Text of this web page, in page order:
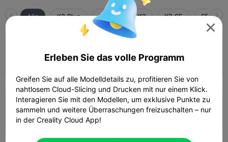
Alle K2 Plus K2 Pro K2 K2 SE SPARKX
 13m 05s  1 plates  2.23g
0.2mm layer, 2 walls, 15% infill
 06m 49s

Erleben Sie das volle Programm
Greifen Sie auf alle Modelldetails zu, profitieren Sie von
nahtlosem Cloud-Slicing und Drucken mit nur einem Klick.
Interagieren Sie mit den Modellen, um exklusive Punkte zu
sammeln und weitere Überraschungen freizuschalten – nur
in der Creality Cloud App!